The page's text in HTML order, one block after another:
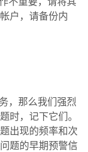
户，请备份内
，那么我们强烈
时，记下它们。
出现的频率和次
题的早期预警信